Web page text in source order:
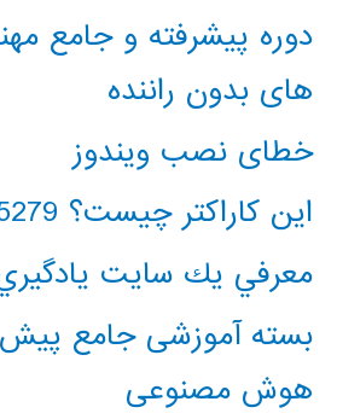
دوره پیشرفته و جامع
های بدون راننده
خطای نصب ویندوز
این کاراکتر چیست؟ 65279
معرفي يك سايت
بسته آموزشی جامع
هوش مصنوعی